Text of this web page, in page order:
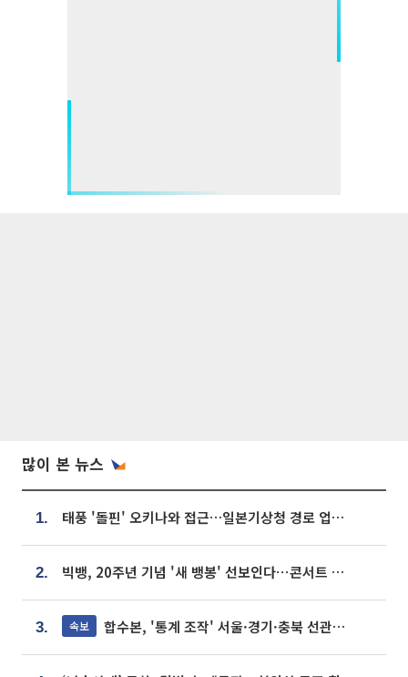
많이 본 뉴스
1. 태풍 '돌핀' 오키나와 접근…일본기상청 경로 업데이트
2. 빅뱅, 20주년 기념 '새 뱅봉' 선보인다⋯콘서트 앞두고 팝업 개최
3. 속보 합수본, '통계 조작' 서울·경기·충북 선관위 등 추가 압수수색